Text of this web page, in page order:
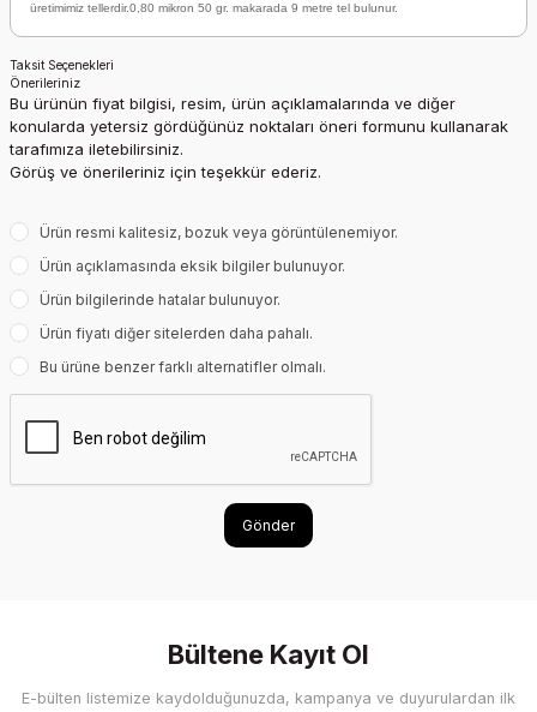
üretimimiz tellerdir.0,80 mikron 50 gr. makarada 9 metre tel bulunur.
Taksit Seçenekleri
Önerileriniz
Bu ürünün fiyat bilgisi, resim, ürün açıklamalarında ve diğer
konularda yetersiz gördüğünüz noktaları öneri formunu kullanarak
tarafımıza iletebilirsiniz.
Görüş ve önerileriniz için teşekkür ederiz.
Ürün resmi kalitesiz, bozuk veya görüntülenemiyor.
Ürün açıklamasında eksik bilgiler bulunuyor.
Ürün bilgilerinde hatalar bulunuyor.
Ürün fiyatı diğer sitelerden daha pahalı.
Bu ürüne benzer farklı alternatifler olmalı.
Gönder
Bültene Kayıt Ol
E-bülten listemize kaydolduğunuzda, kampanya ve duyurulardan ilk